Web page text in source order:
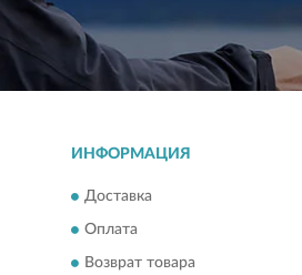
ИНФОРМАЦИЯ
Доставка
Оплата
Возврат товара